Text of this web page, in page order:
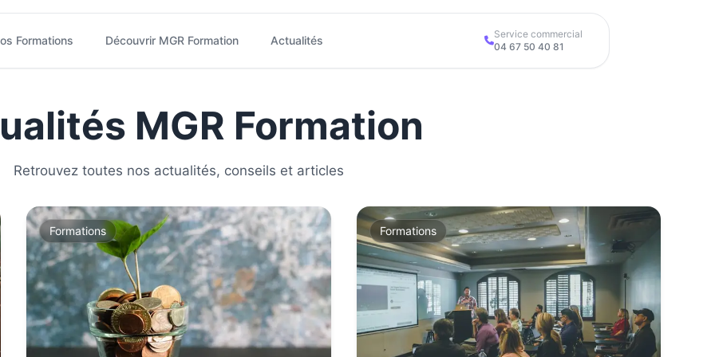
Formations Découvrir MGR Formation Actualités
Service commercial
04 67 50 40 81
MGR Formation
Retrouvez toutes nos actualités, conseils et articles
Formations Formations